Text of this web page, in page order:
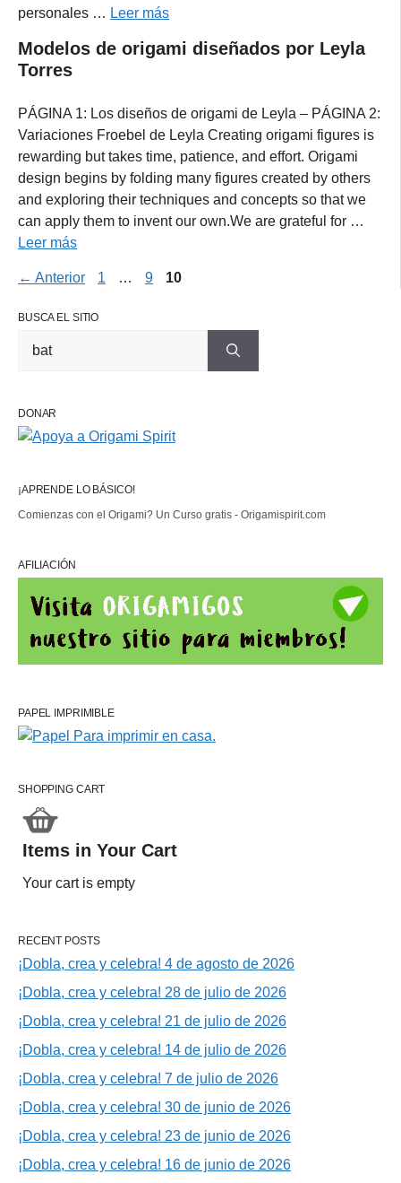
personales … Leer más
Modelos de origami diseñados por Leyla
Torres
PÁGINA 1: Los diseños de origami de Leyla – PÁGINA 2:
Variaciones Froebel de Leyla Creating origami figures is
rewarding but takes time, patience, and effort. Origami
design begins by folding many figures created by others
and exploring their techniques and concepts so that we
can apply them to invent our own.We are grateful for …
Leer más
← Anterior Página
1 … Página
9 Página
10
BUSCA EL SITIO
DONAR
¡APRENDE LO BÁSICO!
Comienzas con el Origami? Un Curso gratis - Origamispirit.com
AFILIACIÓN
PAPEL IMPRIMIBLE
SHOPPING CART
Items in Your Cart
Your cart is empty
RECENT POSTS
¡Dobla, crea y celebra! 4 de agosto de 2026
¡Dobla, crea y celebra! 28 de julio de 2026
¡Dobla, crea y celebra! 21 de julio de 2026
¡Dobla, crea y celebra! 14 de julio de 2026
¡Dobla, crea y celebra! 7 de julio de 2026
¡Dobla, crea y celebra! 30 de junio de 2026
¡Dobla, crea y celebra! 23 de junio de 2026
¡Dobla, crea y celebra! 16 de junio de 2026